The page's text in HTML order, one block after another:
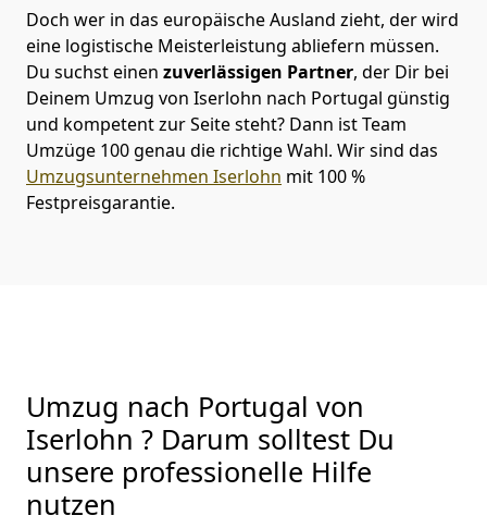
Doch wer in das europäische Ausland zieht, der wird
eine logistische Meisterleistung abliefern müssen.
Du suchst einen zuverlässigen Partner, der Dir bei
Deinem Umzug von Iserlohn nach Portugal günstig
und kompetent zur Seite steht? Dann istTeam
Umzüge 100genau die richtige Wahl. Wir sind das
Umzugsunternehmen Iserlohn mit 100 %
Festpreisgarantie.
Umzug nach Portugal von
Iserlohn ? Darum solltest Du
unsere professionelle Hilfe
nutzen